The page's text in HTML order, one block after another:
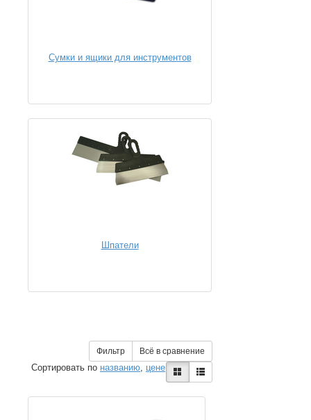
Сумки и ящики для инструментов
Шпатели
Фильтр Всё в сравнение
Сортировать по названию, цене